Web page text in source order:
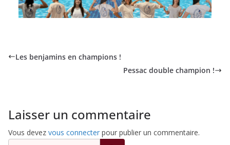
Les benjamins en champions !
Pessac double champion !
Laisser un commentaire
Vous devez vous connecter pour publier un commentaire.